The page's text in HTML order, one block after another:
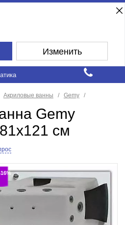
Изменить
Акриловые ванны Gemy
Gemy
см